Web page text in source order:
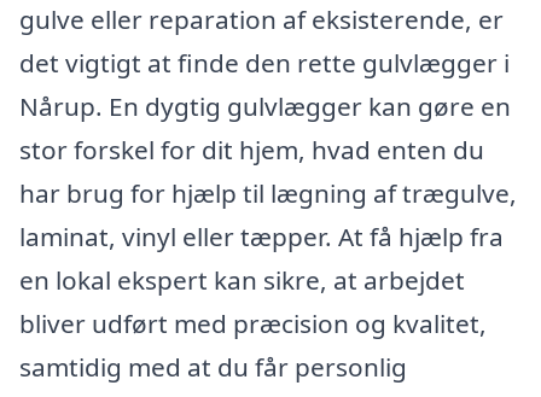
gulve eller reparation af eksisterende, er
det vigtigt at finde den rette gulvlægger i
Nårup. En dygtig gulvlægger kan gøre en
stor forskel for dit hjem, hvad enten du
har brug for hjælp til lægning af trægulve,
laminat, vinyl eller tæpper. At få hjælp fra
en lokal ekspert kan sikre, at arbejdet
bliver udført med præcision og kvalitet,
samtidig med at du får personlig